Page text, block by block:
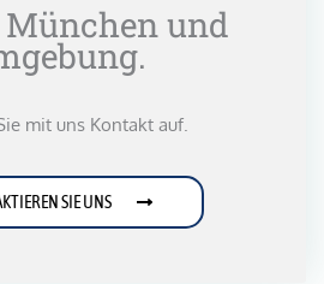
München und
mit uns Kontakt auf.
SIE UNS